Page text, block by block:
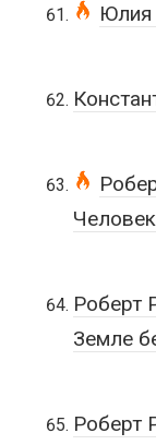
Юлия
Роберт
Земле
Роберт